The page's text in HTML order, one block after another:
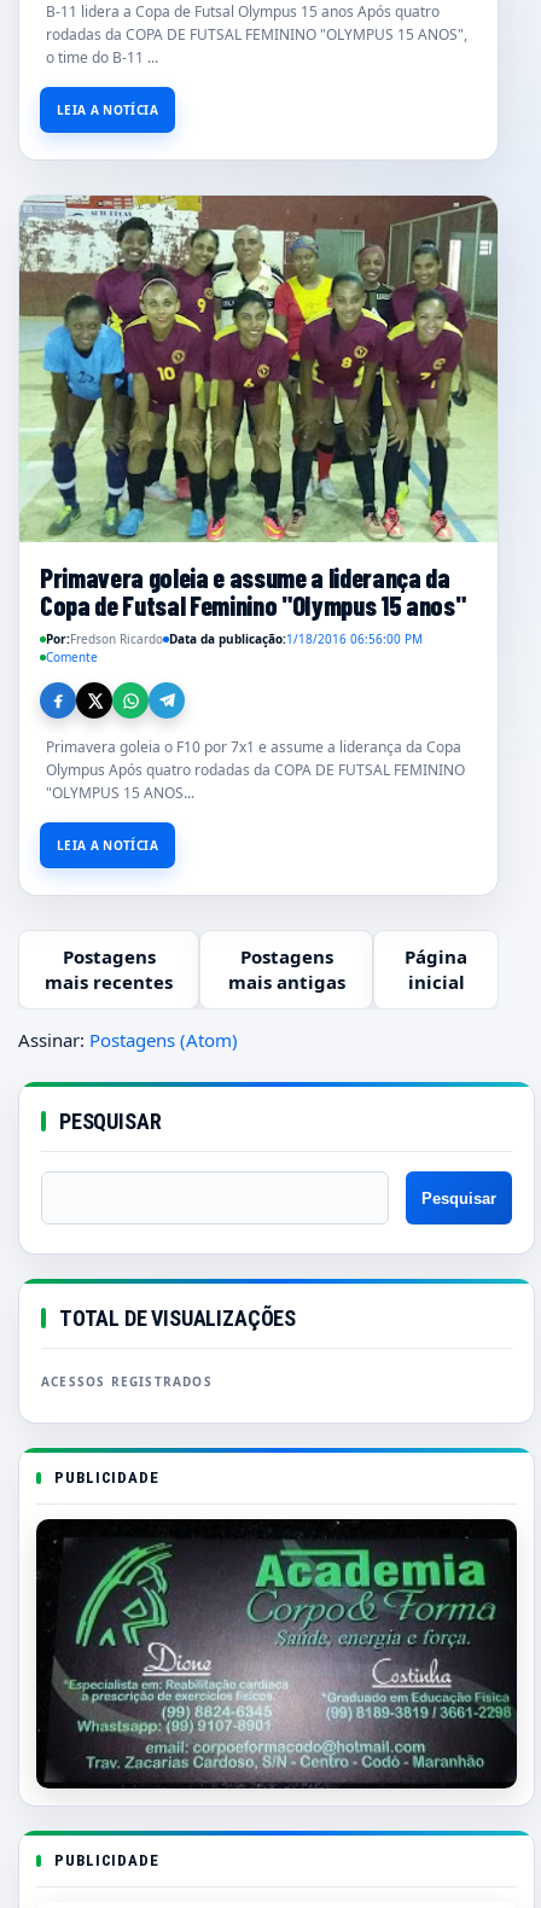
B-11 lidera a Copa de Futsal Olympus 15 anos Após quatro
rodadas da COPA DE FUTSAL FEMININO "OLYMPUS 15 ANOS",
o time do B-11 ...
LEIA A NOTÍCIA
Primavera goleia e assume a liderança da
Copa de Futsal Feminino "Olympus 15 anos"
Por:Fredson Ricardo Data da publicação:1/18/2016 06:56:00 PM
Comente
Primavera goleia o F10 por 7x1 e assume a liderança da Copa
Olympus Após quatro rodadas da COPA DE FUTSAL FEMININO
"OLYMPUS 15 ANOS...
LEIA A NOTÍCIA
Postagens
mais recentes
Postagens
mais antigas
Página
inicial
Assinar: Postagens (Atom)
PESQUISAR
TOTAL DE VISUALIZAÇÕES
PUBLICIDADE
PUBLICIDADE